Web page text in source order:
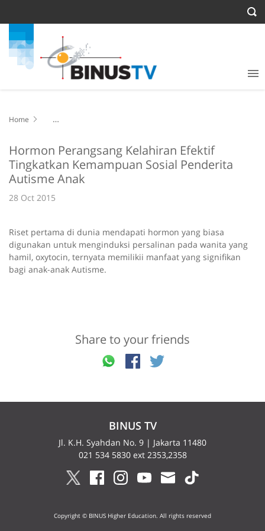
Home
Hormon Perangsang Kelahiran Efektif
Tingkatkan Kemampuan Sosial Penderita
Autisme Anak
28 Oct 2015
Riset pertama di dunia mendapati hormon yang biasa
digunakan untuk menginduksi persalinan pada wanita yang
hamil, oxytocin, ternyata memilikii manfaat yang signifikan
bagi anak-anak Autisme.
Share to your friends
BINUS TV
Jl. K.H. Syahdan No. 9 | Jakarta 11480
021 534 5830 ext 2353,2358
Copyright © BINUS Higher Education. All rights reserved